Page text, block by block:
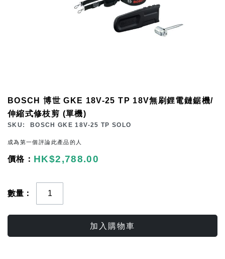
BOSCH 博世 GKE 18V-25 TP 18V無刷鋰電鏈鋸機/
伸縮式修枝剪 (單機)
SKU BOSCH GKE 18V-25 TP SOLO
成為第一個評論此產品的人
HK$2,788.00
數量
加入購物車
the
of
the